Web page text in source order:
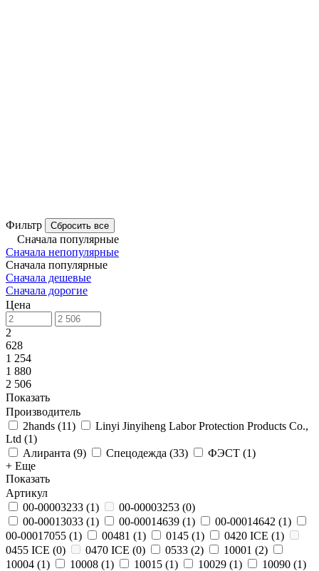
Фильтр Сбросить все
Сначала популярные
Сначала непопулярные
Сначала популярные
Сначала дешевые
Сначала дорогие
Цена
2
628
1 254
1 880
2 506
Показать
Производитель
2hands (11)
Linyi Jinyiheng Labor Protection Products Co.,
Ltd (1)
Алиранта (9) Спецодежда (33) ФЭСТ (1)
+ Еще
Показать
Артикул
00-00003233 (1) 00-00003253 (0)
00-00013033 (1) 00-00014639 (1) 00-00014642 (1)
00-00017055 (1) 00481 (1) 0145 (1) 0420 ICE (1)
0455 ICE (0) 0470 ICE (0) 0533 (2) 10001 (2)
10004 (1) 10008 (1) 10015 (1) 10029 (1) 10090 (1)